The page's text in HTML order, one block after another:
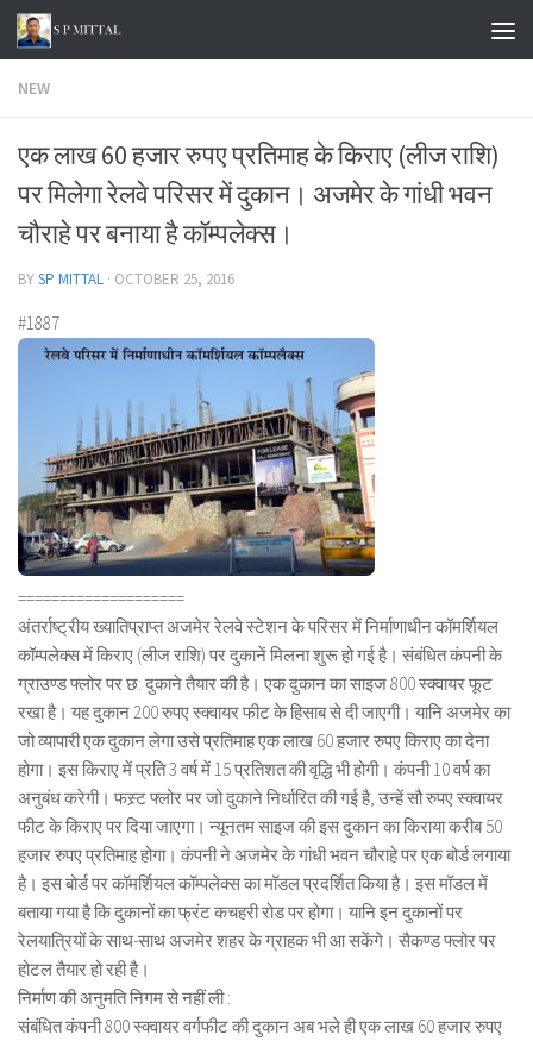
Skip to content
NEW
एक लाख 60 हजार रुपए प्रतिमाह के किराए (लीज राशि)
पर मिलेगा रेलवे परिसर में दुकान। अजमेर के गांधी भवन
चौराहे पर बनाया है कॉम्पलेक्स।
BYSP MITTAL · OCTOBER 25, 2016
#1887
====================
अंतर्राष्ट्रीय ख्यातिप्राप्त अजमेर रेलवे स्टेशन के परिसर में निर्माणाधीन कॉमर्शियल
कॉम्पलेक्स में किराए (लीज राशि) पर दुकानें मिलना शुरू हो गई है। संबंधित कंपनी के
ग्राउण्ड फ्लोर पर छ: दुकाने तैयार की है। एक दुकान का साइज 800 स्क्वायर फूट
रखा है। यह दुकान 200 रुपए स्क्वायर फीट के हिसाब से दी जाएगी। यानि अजमेर का
जो व्यापारी एक दुकान लेगा उसे प्रतिमाह एक लाख 60 हजार रुपए किराए का देना
होगा। इस किराए में प्रति 3 वर्ष में 15 प्रतिशत की वृद्धि भी होगी। कंपनी 10 वर्ष का
अनुबंध करेगी। फस्र्ट फ्लोर पर जो दुकाने निर्धारित की गई है, उन्हें सौ रुपए स्क्वायर
फीट के किराए पर दिया जाएगा। न्यूनतम साइज की इस दुकान का किराया करीब 50
हजार रुपए प्रतिमाह होगा। कंपनी ने अजमेर के गांधी भवन चौराहे पर एक बोर्ड लगाया
है। इस बोर्ड पर कॉमर्शियल कॉम्पलेक्स का मॉडल प्रदर्शित किया है। इस मॉडल में
बताया गया है कि दुकानों का फ्रंट कचहरी रोड पर होगा। यानि इन दुकानों पर
रेलयात्रियों के साथ-साथ अजमेर शहर के ग्राहक भी आ सकेंगे। सैकण्ड फ्लोर पर
होटल तैयार हो रही है।
निर्माण की अनुमति निगम से नहीं ली :
संबंधित कंपनी 800 स्क्वायर वर्गफीट की दुकान अब भले ही एक लाख 60 हजार रुपए